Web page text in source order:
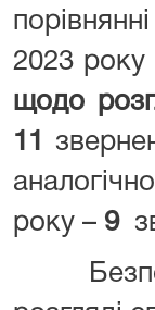
2023 року
щодо
11
року – 9